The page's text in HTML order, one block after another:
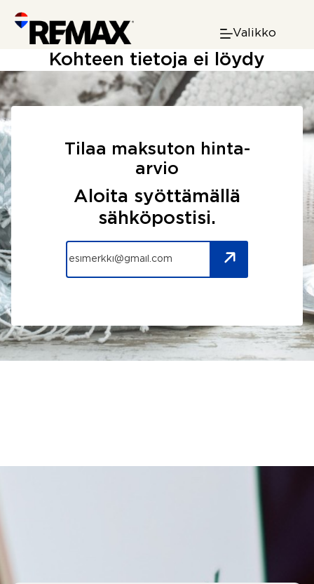
content
Valikko
Kohteen tietoja ei löydy
Tilaa maksuton hinta-
arvio
Aloita syöttämällä
sähköpostisi.